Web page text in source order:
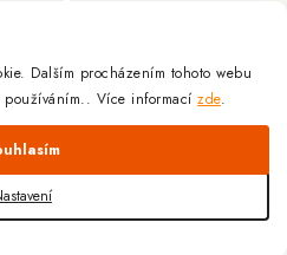
Dalším procházením tohoto webu
používáním.. Více informacízde.
a kulturisty |
Shoptet
Upravit nastavení cookies